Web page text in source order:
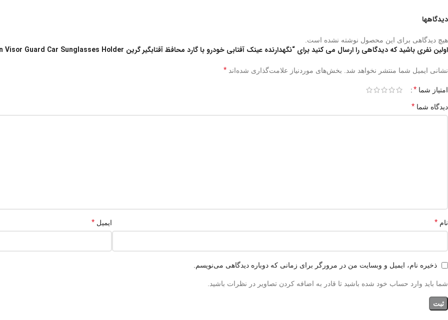
دیدگاهها
هیچ دیدگاهی برای این محصول نوشته نشده است.
اولین نفری باشید که دیدگاهی را ارسال می کنید برای “نگهدارنده عینک آفتابی خودرو با گارد محافظ آفتابگیر گرین Green Visor Guard Car Sunglasses Holder”
نشانی ایمیل شما منتشر نخواهد شد. بخش‌های موردنیاز علامت‌گذاری شده‌اند *
امتیاز شما *
دیدگاه شما *
نام * ایمیل *
ذخیره نام، ایمیل و وبسایت من در مرورگر برای زمانی که دوباره دیدگاهی می‌نویسم.
شما باید وارد حساب خود شده باشید تا قادر به اضافه کردن تصاویر در نظرات باشید.